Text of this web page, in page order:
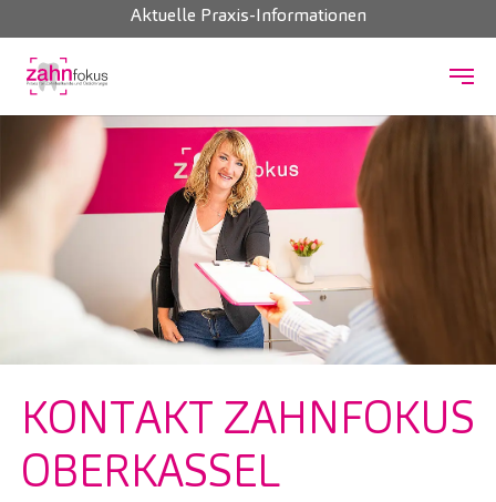
Zum Hauptinhalt springen
Aktuelle Praxis-Informationen
KONTAKT ZAHNFOKUS
OBERKASSEL